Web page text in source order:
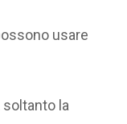
usare
soltanto la